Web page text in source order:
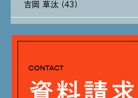
2024年6月 (12)
吉岡 草汰 (43)
戸田 好紀 (81)